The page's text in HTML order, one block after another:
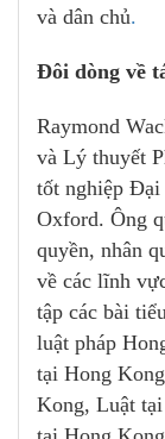
và dân chủ.
Đôi dòng về
Raymond
và Lý thuyết
tốt nghiệp Đại
Oxford. Ông
quyền, nhân
về các lĩnh
tập các bài
luật pháp
tại Hong
Kong, Luật